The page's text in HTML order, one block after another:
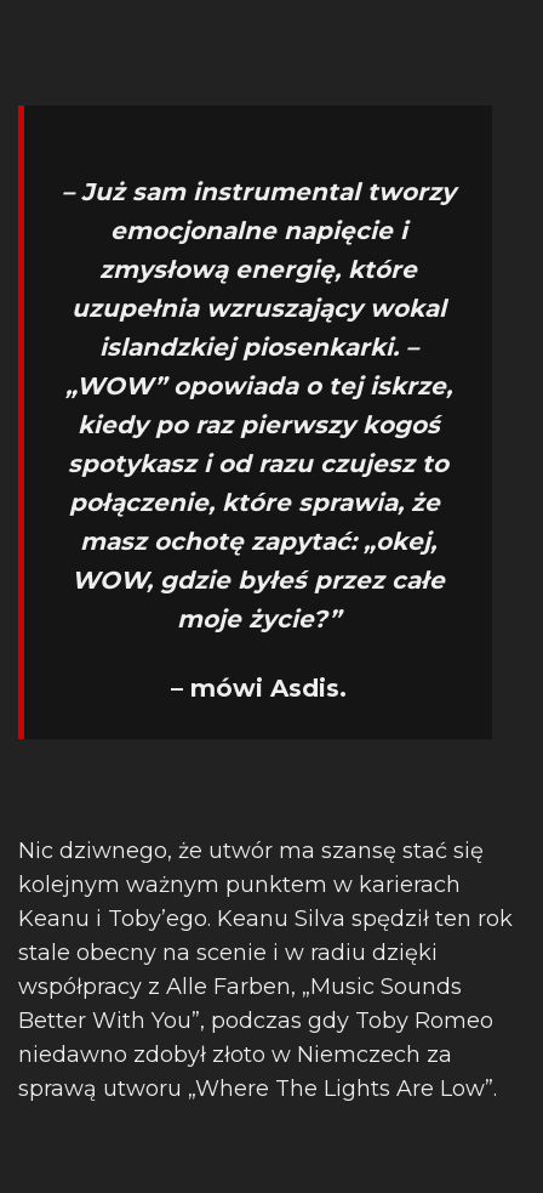
– Już sam instrumental tworzy
emocjonalne napięcie i
zmysłową energię, które
uzupełnia wzruszający wokal
islandzkiej piosenkarki. –
„WOW” opowiada o tej iskrze,
kiedy po raz pierwszy kogoś
spotykasz i od razu czujesz to
połączenie, które sprawia, że ​​
masz ochotę zapytać: „okej,
WOW, gdzie byłeś przez całe
moje życie?”
– mówi Asdis.
Nic dziwnego, że utwór ma szansę stać się
kolejnym ważnym punktem w karierach
Keanu i Toby’ego. Keanu Silva spędził ten rok
stale obecny na scenie i w radiu dzięki
współpracy z Alle Farben, „Music Sounds
Better With You”, podczas gdy Toby Romeo
niedawno zdobył złoto w Niemczech za
sprawą utworu „Where The Lights Are Low”.